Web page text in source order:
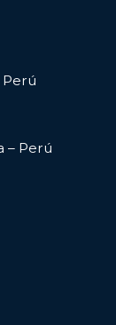
Perú
– Perú